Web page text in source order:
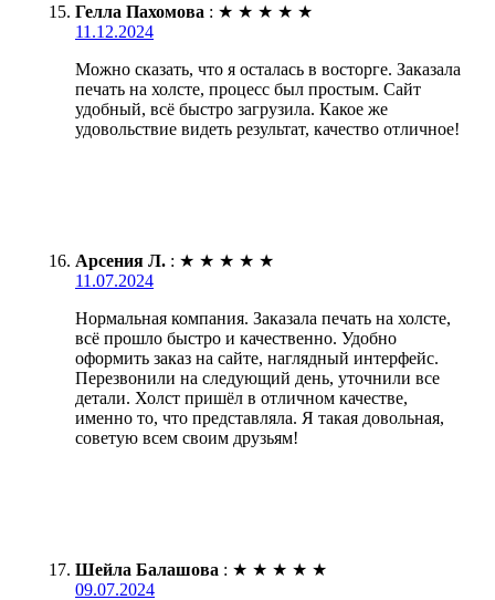
Гелла Пахомова : ★ ★ ★ ★ ★
11.12.2024
Можно сказать, что я осталась в восторге. Заказала
печать на холсте, процесс был простым. Сайт
удобный, всё быстро загрузила. Какое же
удовольствие видеть результат, качество отличное!
Арсения Л. : ★ ★ ★ ★ ★
11.07.2024
Нормальная компания. Заказала печать на холсте,
всё прошло быстро и качественно. Удобно
оформить заказ на сайте, наглядный интерфейс.
Перезвонили на следующий день, уточнили все
детали. Холст пришёл в отличном качестве,
именно то, что представляла. Я такая довольная,
советую всем своим друзьям!
Шейла Балашова : ★ ★ ★ ★ ★
09.07.2024